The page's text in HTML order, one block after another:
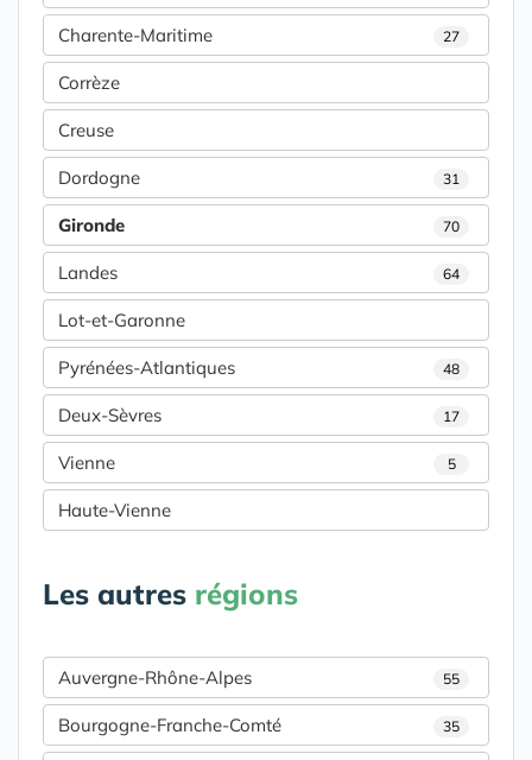
Charente-Maritime 27
Corrèze
Creuse
Dordogne 31
Gironde 70
Landes 64
Lot-et-Garonne
Pyrénées-Atlantiques 48
Deux-Sèvres 17
Vienne 5
Haute-Vienne
Les autres régions
Auvergne-Rhône-Alpes 55
Bourgogne-Franche-Comté 35